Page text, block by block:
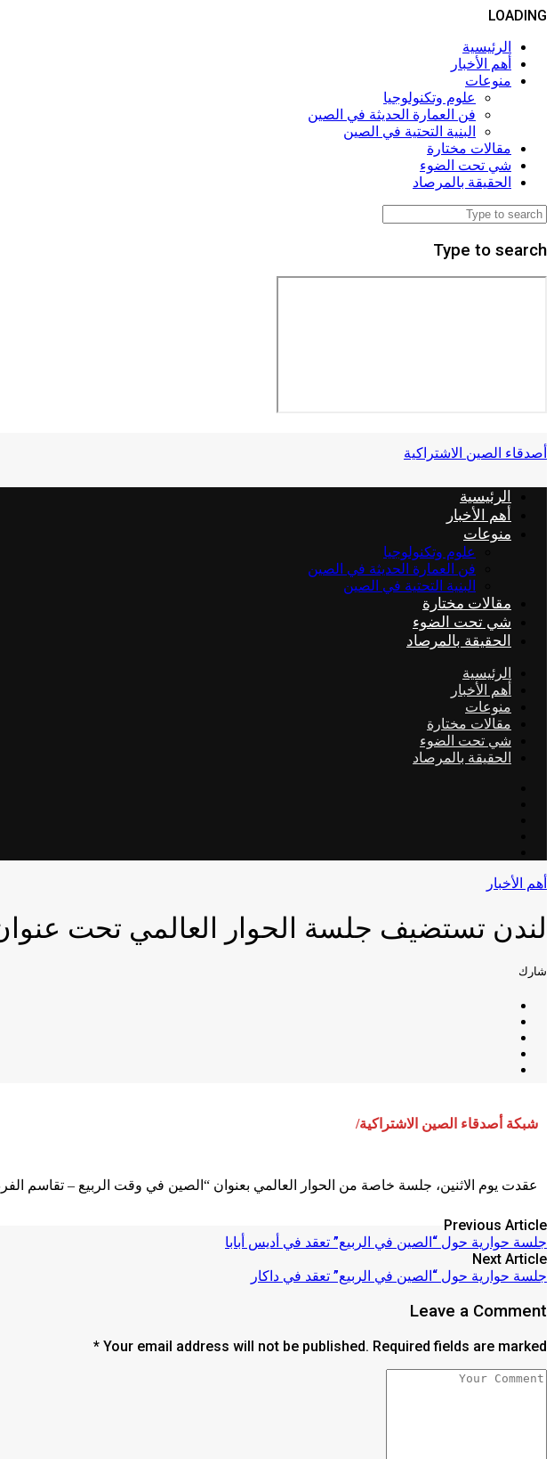
LOADING
الرئيسية
أهم الأخبار
منوعات
علوم وتكنولوجيا
فن العمارة الحديثة في الصين
البنية التحتية في الصين
مقالات مختارة
شي تحت الضوء
الحقيقة بالمرصاد
Type to search
أصدقاء الصين الاشتراكية
الرئيسية
أهم الأخبار
منوعات
علوم وتكنولوجيا
فن العمارة الحديثة في الصين
البنية التحتية في الصين
مقالات مختارة
شي تحت الضوء
الحقيقة بالمرصاد
الرئيسية
أهم الأخبار
منوعات
مقالات مختارة
شي تحت الضوء
الحقيقة بالمرصاد
أهم الأخبار
لندن تستضيف جلسة الحوار العالمي تحت
شارك
شبكة أصدقاء الصين الاشتراكية/
عقدت يوم الاثنين، جلسة خاصة من الحوار العالمي بعنوان “الصين في وقت الربيع – تقاسم
Previous Article
جلسة حوارية حول “الصين في الربيع” تعقد في أديس أبابا
Next Article
جلسة حوارية حول “الصين في الربيع” تعقد في داكار
Leave a Comment
Your email address will not be published. Required fields are marked *